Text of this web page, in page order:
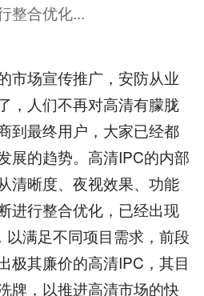
整合优化...
场宣传推广，安防从业
，人们不再对高清有朦胧
到最终用户，大家已经都
展的趋势。高清IPC的内部
清晰度、夜视效果、功能
进行整合优化，已经出现
以满足不同项目需求，前段
极其廉价的高清IPC，其目
牌，以推进高清市场的快